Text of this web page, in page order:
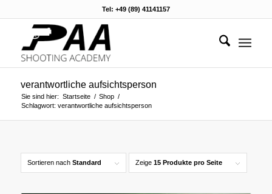
Tel: +49 (89) 41141157
verantwortliche aufsichtsperson
Sie sind hier: Startseite / Shop /
Schlagwort: verantwortliche aufsichtsperson
Sortieren nach Standard Zeige 15 Produkte pro Seite